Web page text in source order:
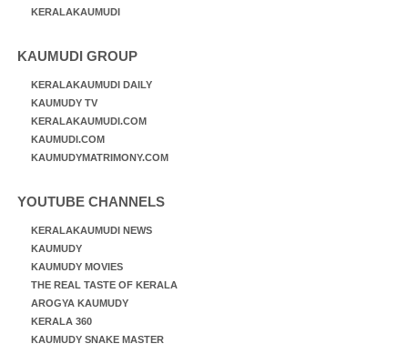
KERALAKAUMUDI
KAUMUDI GROUP
KERALAKAUMUDI DAILY
KAUMUDY TV
KERALAKAUMUDI.COM
KAUMUDI.COM
KAUMUDYMATRIMONY.COM
YOUTUBE CHANNELS
KERALAKAUMUDI NEWS
KAUMUDY
KAUMUDY MOVIES
THE REAL TASTE OF KERALA
AROGYA KAUMUDY
KERALA 360
KAUMUDY SNAKE MASTER